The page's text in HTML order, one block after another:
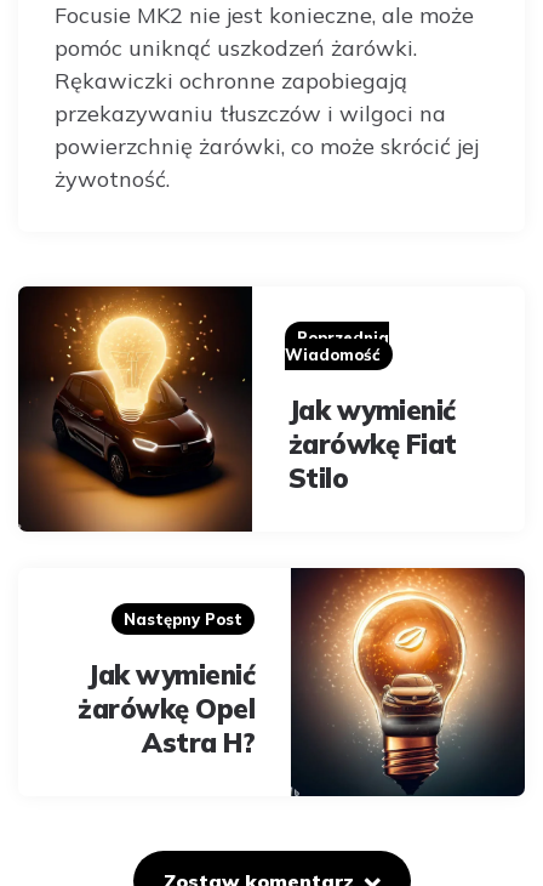
Focusie MK2 nie jest konieczne, ale może
pomóc uniknąć uszkodzeń żarówki.
Rękawiczki ochronne zapobiegają
przekazywaniu tłuszczów i wilgoci na
powierzchnię żarówki, co może skrócić jej
żywotność.
Post
navigation
Poprzednia
Wiadomość
Jak wymienić
żarówkę Fiat
Stilo
Następny Post
Jak wymienić
żarówkę Opel
Astra H?
Zostaw komentarz